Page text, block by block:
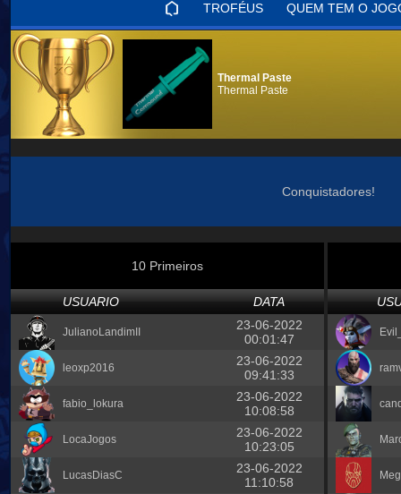
TROFÉUS QUEM TEM O
Thermal Paste
Thermal Paste
Conquistadores!
10 Primeiros
USUARIO DATA
JulianoLandimII
23-06-2022
00:01:47
leoxp2016
23-06-2022
09:41:33
fabio_lokura
23-06-2022
10:08:58
LocaJogos
23-06-2022
10:23:05
LucasDiasC
23-06-2022
11:10:58